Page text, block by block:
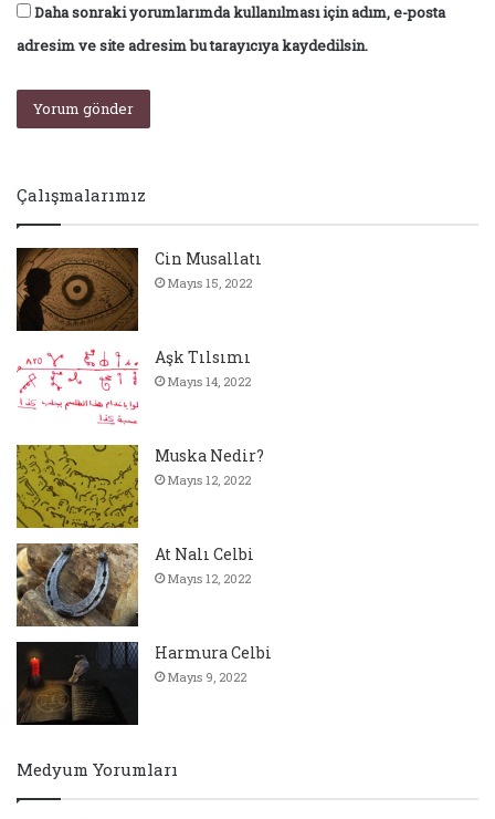
Daha sonraki yorumlarımda kullanılması için adım, e-posta
adresim ve site adresim bu tarayıcıya kaydedilsin.
Çalışmalarımız
Cin Musallatı
Mayıs 15, 2022
Aşk Tılsımı
Mayıs 14, 2022
Muska Nedir?
Mayıs 12, 2022
At Nalı Celbi
Mayıs 12, 2022
Harmura Celbi
Mayıs 9, 2022
Medyum Yorumları